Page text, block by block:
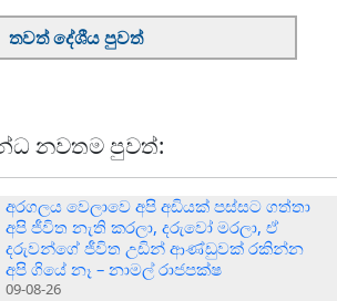
තවත් දේශීය පුවත්
නවතම පුවත්:
අරගලය වෙලාවෙ අපි අඩියක් පස්සට ගත්තා
අපි ජීවිත නැති කරලා, දරුවෝ මරලා, ඒ
දරුවන්ගේ ජීවිත උඩින් ආණ්ඩුවක් රකින්න
අපි ගියේ නෑ – නාමල් රාජපක්ෂ
09-08-26